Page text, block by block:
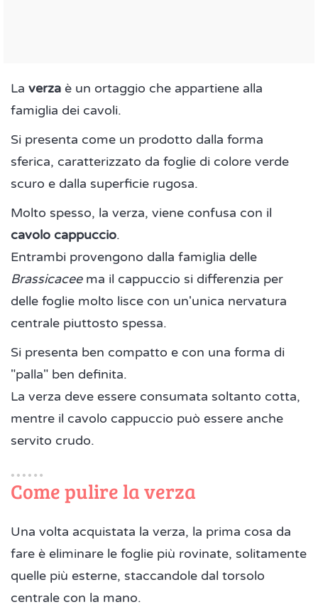
La verza è un ortaggio che appartiene alla
famiglia dei cavoli.
Si presenta come un prodotto dalla forma
sferica, caratterizzato da foglie di colore verde
scuro e dalla superficie rugosa.
Molto spesso, la verza, viene confusa con il
cavolo cappuccio.
Entrambi provengono dalla famiglia delle
Brassicaceema il cappuccio si differenzia per
delle foglie molto lisce con un'unica nervatura
centrale piuttosto spessa.
Si presenta ben compatto e con una forma di
"palla" ben definita.
La verza deve essere consumata soltanto cotta,
mentre il cavolo cappuccio può essere anche
servito crudo.
Come pulire la verza
Una volta acquistata la verza, la prima cosa da
fare è eliminare le foglie più rovinate, solitamente
quelle più esterne, staccandole dal torsolo
centrale con la mano.